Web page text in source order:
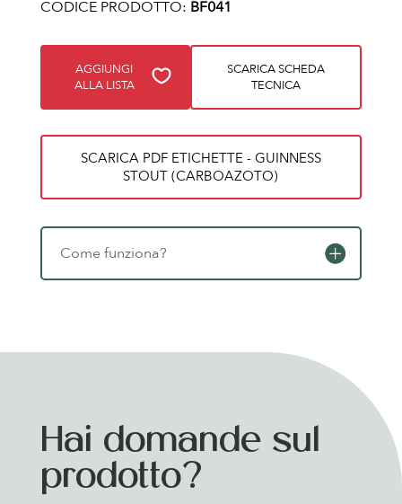
CODICE PRODOTTO: BF041
AGGIUNGI
ALLA LISTA
SCARICA SCHEDA
TECNICA
SCARICA PDF ETICHETTE - GUINNESS
STOUT (CARBOAZOTO)
Come funziona?
Hai domande sul
prodotto?